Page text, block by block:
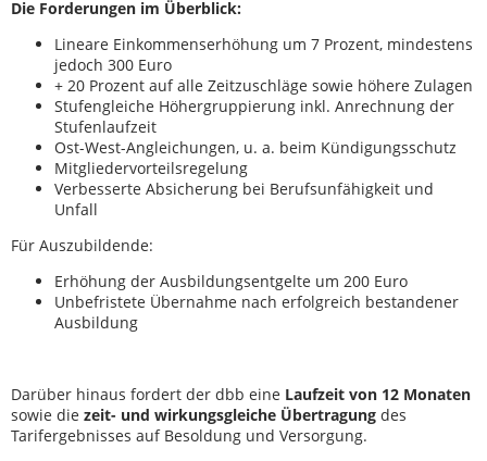
Die Forderungen im Überblick:
Lineare Einkommenserhöhung um 7 Prozent, mindestens
jedoch 300 Euro
+ 20 Prozent auf alle Zeitzuschläge sowie höhere Zulagen
Stufengleiche Höhergruppierung inkl. Anrechnung der
Stufenlaufzeit
Ost-West-Angleichungen, u. a. beim Kündigungsschutz
Mitgliedervorteilsregelung
Verbesserte Absicherung bei Berufsunfähigkeit und
Unfall
Für Auszubildende:
Erhöhung der Ausbildungsentgelte um 200 Euro
Unbefristete Übernahme nach erfolgreich bestandener
Ausbildung
Darüber hinaus fordert der dbb eine Laufzeit von 12 Monaten
sowie die zeit- und wirkungsgleiche Übertragung des
Tarifergebnisses auf Besoldung und Versorgung.